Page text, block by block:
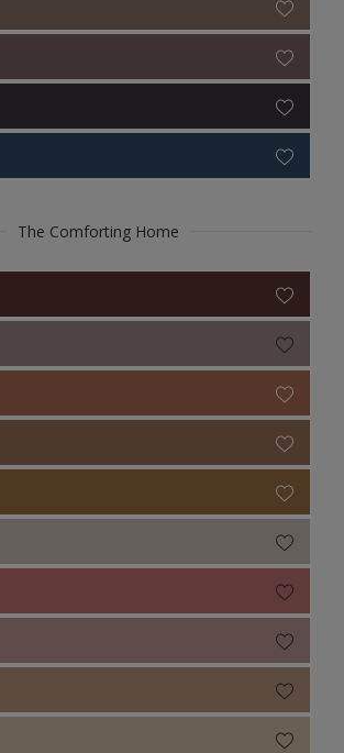
The Comforting Home